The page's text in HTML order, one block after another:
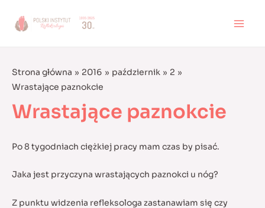
Strona główna 2016 październik
2
Wrastające paznokcie
Wrastające paznokcie
Po 8 tygodniach ciężkiej pracy mam czas by pisać.
Jaka jest przyczyna wrastających paznokci u nóg?
Z punktu widzenia refleksologa zastanawiam się czy